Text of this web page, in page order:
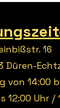
16
Düren-
von 14:00
12:00 Uhr /